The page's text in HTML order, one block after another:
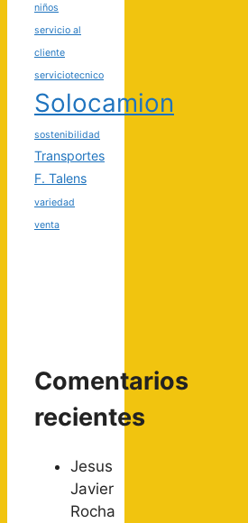
niños
servicio al
cliente
serviciotecnico
Solocamion
sostenibilidad
Transportes
F. Talens
variedad
venta
Comentarios
recientes
Jesus
Javier
Rocha